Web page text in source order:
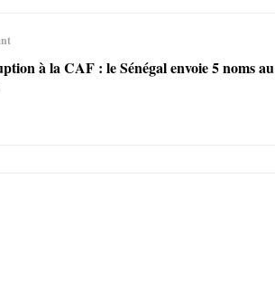
à la CAF : le Sénégal envoie 5 noms au